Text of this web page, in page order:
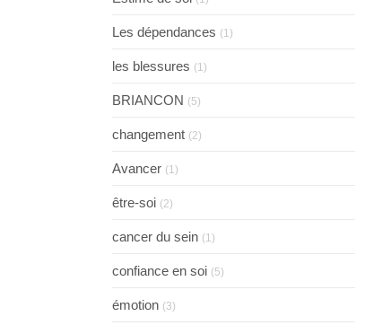
Les dépendances (1)
les blessures (1)
BRIANCON (5)
changement (2)
Avancer (1)
être-soi (2)
cancer du sein (1)
confiance en soi (5)
émotion (3)